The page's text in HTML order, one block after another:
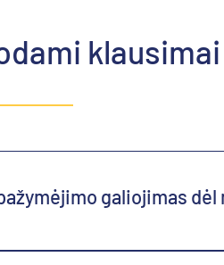
klausimai
galiojimas